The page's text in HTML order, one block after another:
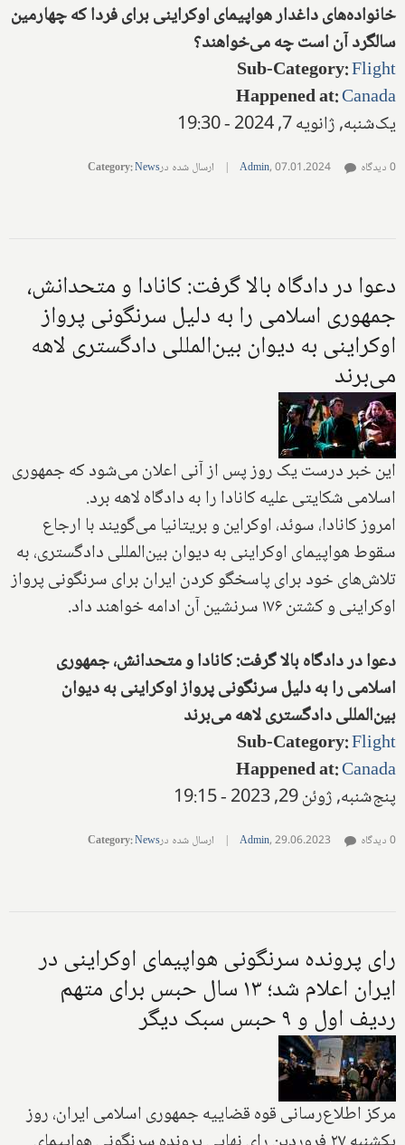
خانواده‌های داغدار هواپیمای اوکراینی برای فردا که چهارمین
سالگرد آن است چه می‌خواهند؟
Sub-Category:Flight
Happened at:Canada
یک‌شنبه, ژانویه 7, 2024 - 19:30
Admin,07.01.2024
| ارسال شده در Category:News 0 دیدگاه
دعوا در دادگاه بالا گرفت: کانادا و متحدانش،
جمهوری اسلامی را به دلیل سرنگونی پرواز
اوکراینی به دیوان بین‌المللی دادگستری لاهه
می‌برند
این خبر درست یک روز پس از آنی اعلان می‌شود که جمهوری
اسلامی شکایتی علیه کانادا را به دادگاه لاهه برد.
امروز کانادا، سوئد، اوکراین و بریتانیا می‌گویند با ارجاع
سقوط هواپیمای اوکراینی به دیوان بین‌المللی دادگستری، به
تلاش‌های خود برای پاسخگو کردن ایران برای سرنگونی پرواز
اوکراینی و کشتن ۱۷۶ سرنشین آن ادامه خواهند داد.
دعوا در دادگاه بالا گرفت: کانادا و متحدانش، جمهوری
اسلامی را به دلیل سرنگونی پرواز اوکراینی به دیوان
بین‌المللی دادگستری لاهه می‌برند
Sub-Category:Flight
Happened at:Canada
پنج‌شنبه, ژوئن 29, 2023 - 19:15
Admin,29.06.2023
| ارسال شده در Category:News 0 دیدگاه
رای پرونده سرنگونی هواپیمای اوکراینی در
ایران اعلام شد؛ ۱۳ سال حبس برای متهم
ردیف اول و ۹ حبس سبک دیگر
مرکز اطلاع‌رسانی قوه قضاییه جمهوری اسلامی ایران، روز